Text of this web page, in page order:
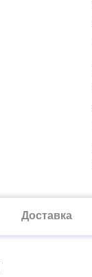
Доставка